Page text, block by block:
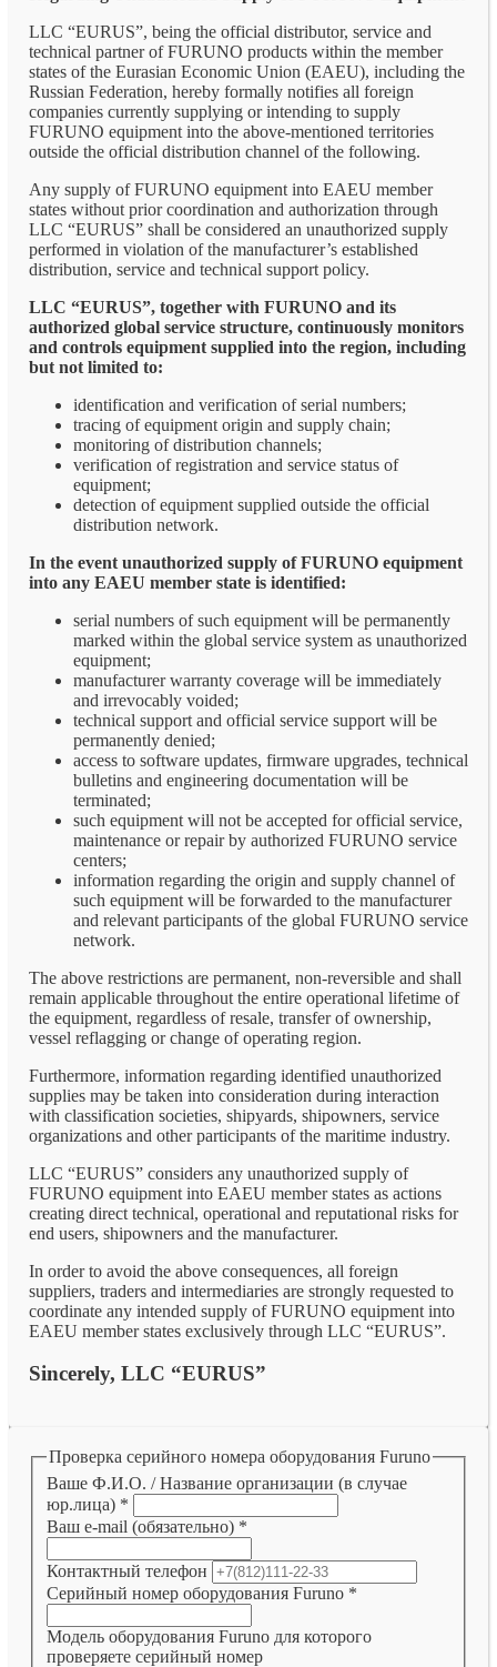
LLC “EURUS”, being the official distributor, service and
technical partner of FURUNO products within the member
states of the Eurasian Economic Union (EAEU), including the
Russian Federation, hereby formally notifies all foreign
companies currently supplying or intending to supply
FURUNO equipment into the above-mentioned territories
outside the official distribution channel of the following.
Any supply of FURUNO equipment into EAEU member
states without prior coordination and authorization through
LLC “EURUS” shall be considered an unauthorized supply
performed in violation of the manufacturer’s established
distribution, service and technical support policy.
LLC “EURUS”, together with FURUNO and its
authorized global service structure, continuously monitors
and controls equipment supplied into the region, including
but not limited to:
identification and verification of serial numbers;
tracing of equipment origin and supply chain;
monitoring of distribution channels;
verification of registration and service status of
equipment;
detection of equipment supplied outside the official
distribution network.
In the event unauthorized supply of FURUNO equipment
into any EAEU member state is identified:
serial numbers of such equipment will be permanently
marked within the global service system as unauthorized
equipment;
manufacturer warranty coverage will be immediately
and irrevocably voided;
technical support and official service support will be
permanently denied;
access to software updates, firmware upgrades, technical
bulletins and engineering documentation will be
terminated;
such equipment will not be accepted for official service,
maintenance or repair by authorized FURUNO service
centers;
information regarding the origin and supply channel of
such equipment will be forwarded to the manufacturer
and relevant participants of the global FURUNO service
network.
The above restrictions are permanent, non-reversible and shall
remain applicable throughout the entire operational lifetime of
the equipment, regardless of resale, transfer of ownership,
vessel reflagging or change of operating region.
Furthermore, information regarding identified unauthorized
supplies may be taken into consideration during interaction
with classification societies, shipyards, shipowners, service
organizations and other participants of the maritime industry.
LLC “EURUS” considers any unauthorized supply of
FURUNO equipment into EAEU member states as actions
creating direct technical, operational and reputational risks for
end users, shipowners and the manufacturer.
In order to avoid the above consequences, all foreign
suppliers, traders and intermediaries are strongly requested to
coordinate any intended supply of FURUNO equipment into
EAEU member states exclusively through LLC “EURUS”.
Sincerely, LLC “EURUS”
Проверка серийного номера оборудования Furuno
Ваше Ф.И.О. / Название организации (в случае
юр.лица) *
Ваш e-mail (обязательно) *
Контактный телефон
Серийный номер оборудования Furuno *
Модель оборудования Furuno для которого
проверяете серийный номер